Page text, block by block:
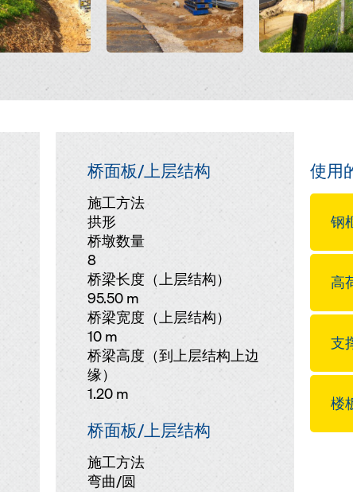
桥面板/上层结构
施工方法
拱形
桥墩数量
8
桥梁长度（上层结构）
95.50 m
桥梁宽度（上层结构）
10 m
桥梁高度（到上层结构上边
缘）
1.20 m
桥面板/上层结构
施工方法
弯曲/圆
使用
钢
高
支
楼